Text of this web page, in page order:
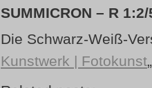
SUMMICRON – R 1:2/
Die Schwarz-Weiß-
Kunstwerk | Fotokunst